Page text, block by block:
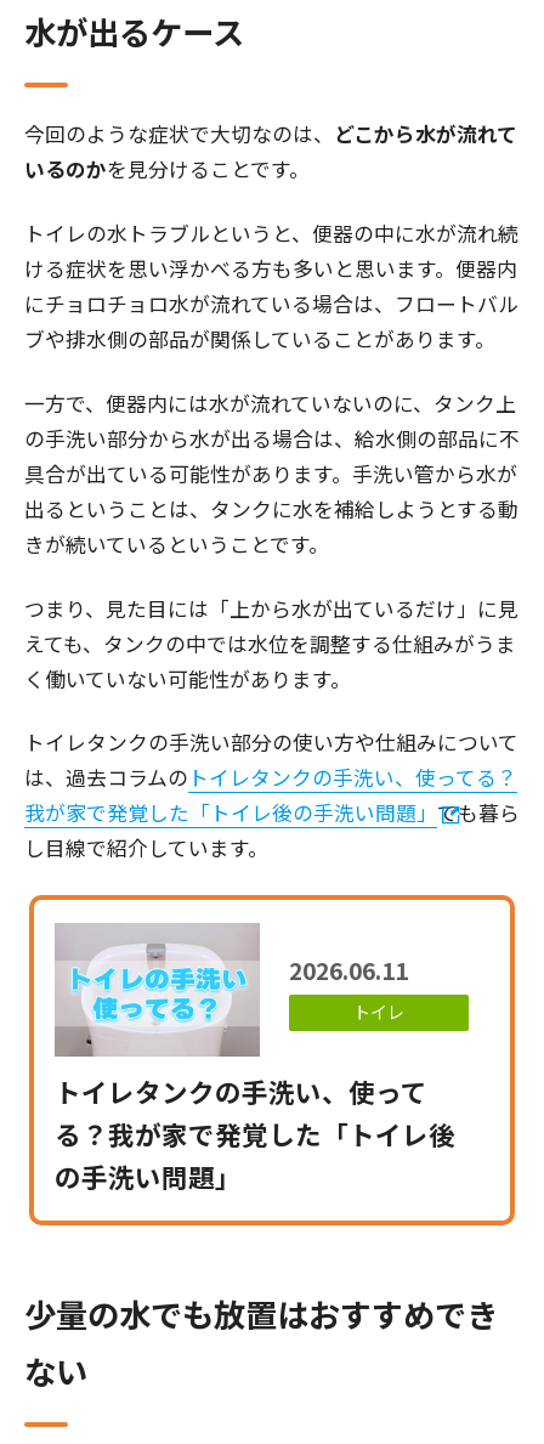
水が出るケース
今回のような症状で大切なのは、 どこから水が流れて
いるのかを見分けることです。
トイレの水トラブルというと、便器の中に水が流れ続
ける症状を思い浮かべる方も多いと思います。便器内
にチョロチョロ水が流れている場合は、フロートバル
ブや排水側の部品が関係していることがあります。
一方で、便器内には水が流れていないのに、タンク上
の手洗い部分から水が出る場合は、給水側の部品に不
具合が出ている可能性があります。手洗い管から水が
出るということは、タンクに水を補給しようとする動
きが続いているということです。
つまり、見た目には「上から水が出ているだけ」に見
えても、タンクの中では水位を調整する仕組みがうま
く働いていない可能性があります。
トイレタンクの手洗い部分の使い方や仕組みについて
は、過去コラムの トイレタンクの手洗い、使ってる？
我が家で発覚した「トイレ後の手洗い問題」 でも暮ら
し目線で紹介しています。
2026.06.11
トイレ
トイレタンクの手洗い、使って
る？我が家で発覚した「トイレ後
の手洗い問題」
少量の水でも放置はおすすめでき
ない